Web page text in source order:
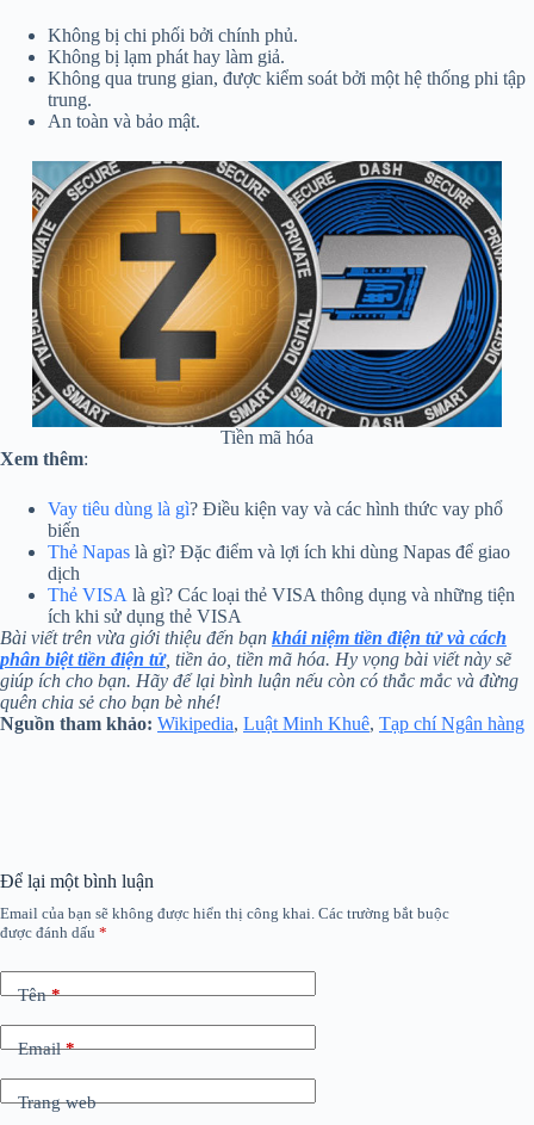
Không bị chi phối bởi chính phủ.
Không bị lạm phát hay làm giả.
Không qua trung gian, được kiểm soát bởi một hệ thống phi tập
trung.
An toàn và bảo mật.
Tiền mã hóa
Xem thêm:
Vay tiêu dùng là gì? Điều kiện vay và các hình thức vay phổ
biến
Thẻ Napas là gì? Đặc điểm và lợi ích khi dùng Napas để giao
dịch
Thẻ VISA là gì? Các loại thẻ VISA thông dụng và những tiện
ích khi sử dụng thẻ VISA
Bài viết trên vừa giới thiệu đến bạn khái niệm tiền điện tử và cách
phân biệt tiền điện tử, tiền ảo, tiền mã hóa. Hy vọng bài viết này sẽ
giúp ích cho bạn. Hãy để lại bình luận nếu còn có thắc mắc và đừng
quên chia sẻ cho bạn bè nhé!
Nguồn tham khảo: Wikipedia, Luật Minh Khuê, Tạp chí Ngân hàng
Để lại một bình luận
Email của bạn sẽ không được hiển thị công khai. Các trường bắt buộc
được đánh dấu *
Tên*
Email*
Trang web